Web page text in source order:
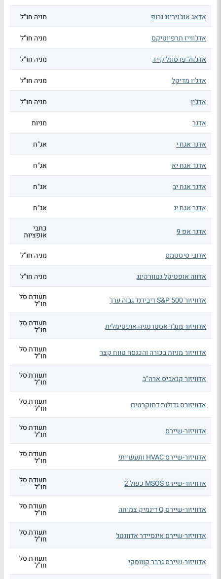
אדאג אנג'נירינג גרופ מניה חו"ל
אדג'ווייז תרפיוטיקס מניה חו"ל
אדג'וול פרסונל קייר מניה חו"ל
אדג'יו מדיקל מניה חו"ל
אדג'ין מניה חו"ל
אדגר מניות
אדגר אגח י אג"ח
אדגר אגח יא אג"ח
אדגר אגח יב אג"ח
אדגר אגח יג אג"ח
אדגר אפ 9 כתבי
אופציות
אדובי סיסטמס
מניה חו"ל
אדווה אופטיקל נטוורקינג מניה חו"ל
אדוויזור S&P 500 דיבידנד גבוה ערך תעודת סל
חו"ל
אדוויזור מנג'ד אסטרטגיה אופטימלית תעודת סל
חו"ל
אדוויזור מניות בכורה והכנסה טווח קצר תעודת סל
חו"ל
אדוויזור קנאביס ארה"ב תעודת סל
חו"ל
אדוויזורס גדולות דמוקרטים תעודת סל
חו"ל
אדוויזור-שיירס תעודת סל
חו"ל
אדוויזור-שיירס HVAC ותעשייתי תעודת סל
חו"ל
אדוויזור-שיירס MSOS כפול 2 תעודת סל
חו"ל
אדוויזור-שיירס Q דינמיק צמיחה תעודת סל
חו"ל
אדוויזור-שיירס אינסיידר אדוונטג' תעודת סל
חו"ל
אדוויזור-שיירס גרבר קוווסקי תעודת סל
חו"ל